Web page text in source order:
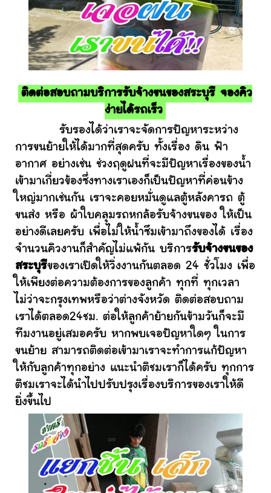
ติดต่อสอบถามบริการรับจ้างขนของสระบุรี จองคิว
ง่ายได้รถเร็ว
รับรองได้ว่าเราจะจัดการปัญหาระหว่าง
การขนย้ายให้ได้มากที่สุดครับ ทั้งเรื่อง ดิน ฟ้า
อากาศ อย่างเช่น ช่วงฤดูฝนที่จะมีปัญหาเรื่องของน้ำ
เข้ามาเกี่ยวข้องซึ่งทางเราเองก็เป็นปัญหาที่ค่อนข้าง
ใหญ่มากเช่นกัน เราจะคอยหมั่นดูแลตู้หลังคารถ ตู้
ขนส่ง หรือ ผ้าใบคลุมรถหกล้อรับจ้างขนของ ให้เป็น
อย่างดีเลยครับ เพื่อไม่ให้น้ำซึมเข้ามาถึงของได้ เรื่อง
จำนวนคิวงานก็สำคัญไม่แพ้กัน บริการรับจ้างขนของ
สระบุรีของเราเปิดให้วิ่งงานกันตลอด 24 ชั่วโมง เพื่อ
ให้เพียงต่อความต้องการของลูกค้า ทุกที่ ทุกเวลา
ไม่ว่าจะกรุงเทพหรือว่าต่างจังหวัด ติดต่อสอบถาม
เราได้ตลอด24ชม. ต่อให้ลูกค้าย้ายกันข้ามวันก็จะมี
ทีมงานอยู่เสมอครับ หากพบเจอปัญหาใดๆ ในการ
ขนย้าย สามารถติดต่อเข้ามาเราจะทำการแก้ปัญหา
ให้กับลูกค้าทุกอย่าง แนะนำติชมเราก็ได้ครับ ทุกการ
ติชมเราจะได้นำไปปรับปรุงเรื่องบริการของเราให้ดี
ยิ่งขึ้นไป